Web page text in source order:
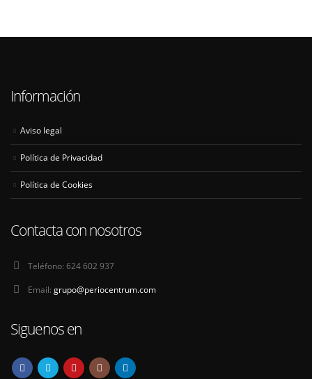
Información
Aviso legal
Política de Privacidad
Política de Cookies
Contacta con nosotros
Teléfono: 624 602 937
Email: grupo@periocentrum.com
Siguenos en